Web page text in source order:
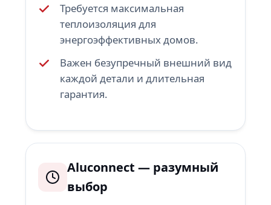
Требуется максимальная
теплоизоляция для
энергоэффективных домов.
Важен безупречный внешний вид
каждой детали и длительная
гарантия.
Aluconnect — разумный
выбор